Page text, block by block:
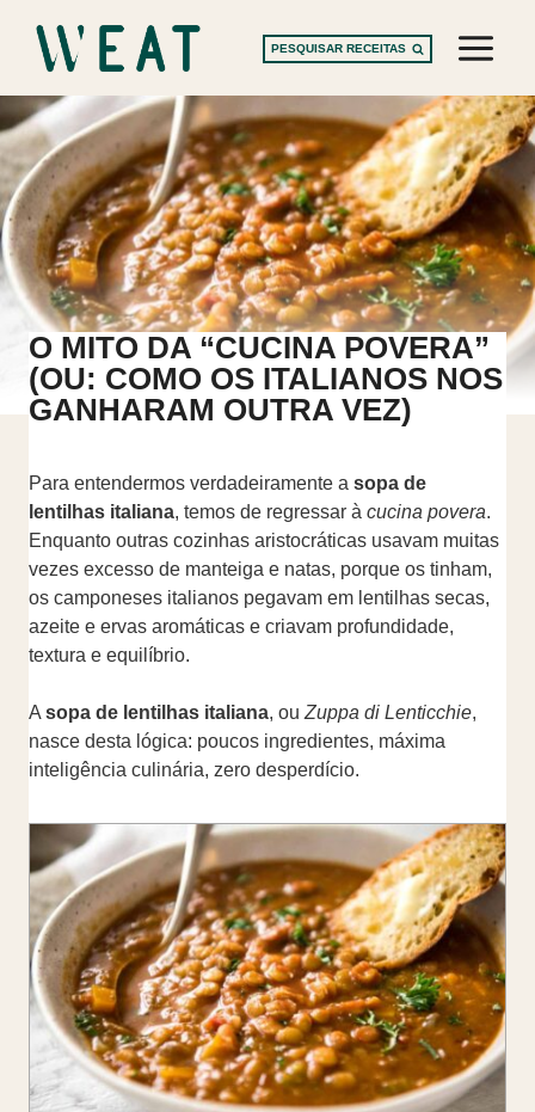
content
PESQUISAR RECEITAS
O MITO DA “CUCINA POVERA”
(OU: COMO OS ITALIANOS NOS
GANHARAM OUTRA VEZ)
Para entendermos verdadeiramente a sopa de
lentilhas italiana, temos de regressar à cucina povera.
Enquanto outras cozinhas aristocráticas usavam muitas
vezes excesso de manteiga e natas, porque os tinham,
os camponeses italianos pegavam em lentilhas secas,
azeite e ervas aromáticas e criavam profundidade,
textura e equilíbrio.
A sopa de lentilhas italiana, ou Zuppa di Lenticchie,
nasce desta lógica: poucos ingredientes, máxima
inteligência culinária, zero desperdício.